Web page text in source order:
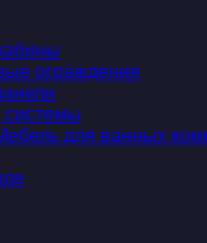
ограждения
для ванных